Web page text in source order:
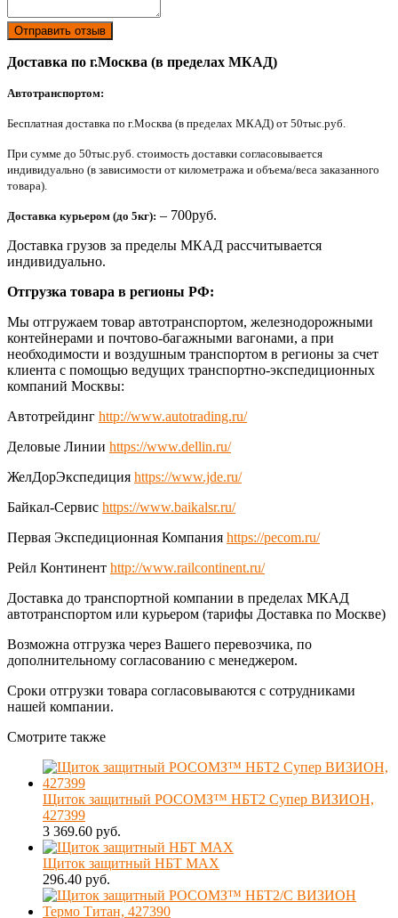
Отправить отзыв
Доставка по г.Москва (в пределах МКАД)
Автотранспортом:
Бесплатная доставка по г.Москва (в пределах МКАД) от 50тыс.руб.
При сумме до 50тыс.руб. стоимость доставки согласовывается
индивидуально (в зависимости от километража и объема/веса заказанного
товара).
Доставка курьером (до 5кг): – 700руб.
Доставка грузов за пределы МКАД рассчитывается
индивидуально.
Отгрузка товара в регионы РФ:
Мы отгружаем товар автотранспортом, железнодорожными
контейнерами и почтово-багажными вагонами, а при
необходимости и воздушным транспортом в регионы за счет
клиента с помощью ведущих транспортно-экспедиционных
компаний Москвы:
Автотрейдинг http://www.autotrading.ru/
Деловые Линии https://www.dellin.ru/
ЖелДорЭкспедиция https://www.jde.ru/
Байкал-Сервис https://www.baikalsr.ru/
Первая Экспедиционная Компания https://pecom.ru/
Рейл Континент http://www.railcontinent.ru/
Доставка до транспортной компании в пределах МКАД
автотранспортом или курьером (тарифы Доставка по Москве)
Возможна отгрузка через Вашего перевозчика, по
дополнительному согласованию с менеджером.
Сроки отгрузки товара согласовываются с сотрудниками
нашей компании.
Смотрите также
Щиток защитный РОСОМЗ™ НБТ2 Супер ВИЗИОН,
427399
3 369.60 руб.
Щиток защитный НБТ MAX
296.40 руб.